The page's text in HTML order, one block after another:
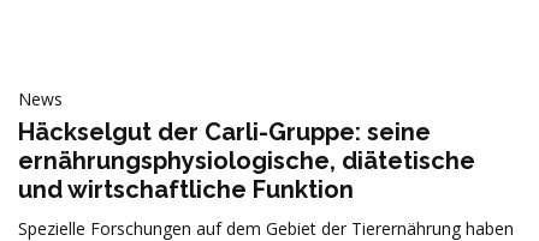
News
Häckselgut der Carli-Gruppe: seine
ernährungsphysiologische, diätetische
und wirtschaftliche Funktion
Spezielle Forschungen auf dem Gebiet der Tierernährung haben